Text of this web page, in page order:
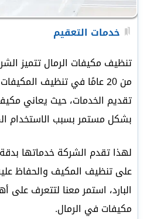
خدمات التعقيم
تنظيف مكيفات الرمال تتميز
من 20 عامًا في تنظيف
تقديم الخدمات، حيث يعاني
بشكل مستمر بسبب الاستخدام
لهذا تقدم الشركة خدماتها
على تنظيف المكيف والحفاظ
البارد، استمر معنا لتتعرف
مكيفات في الرمال.